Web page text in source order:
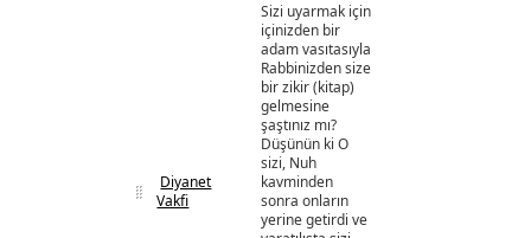
Diyanet
Vakfi
Sizi uyarmak için
içinizden bir
adam vasıtasıyla
Rabbinizden size
bir zikir (kitap)
gelmesine
şaştınız mı?
Düşünün ki O
sizi, Nuh
kavminden
sonra onların
yerine getirdi ve